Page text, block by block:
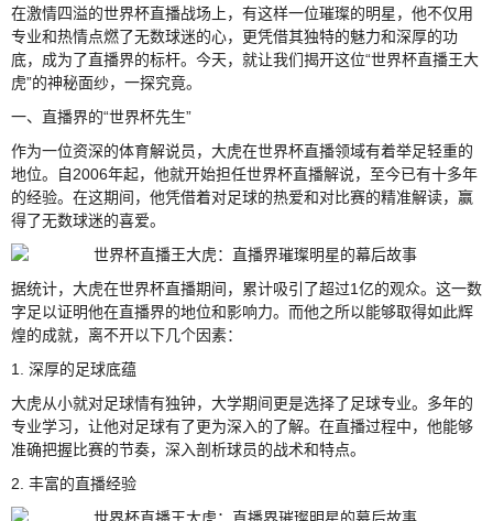
在激情四溢的世界杯直播战场上，有这样一位璀璨的明星，他不仅用
专业和热情点燃了无数球迷的心，更凭借其独特的魅力和深厚的功
底，成为了直播界的标杆。今天，就让我们揭开这位“世界杯直播王大
虎”的神秘面纱，一探究竟。
一、直播界的“世界杯先生”
作为一位资深的体育解说员，大虎在世界杯直播领域有着举足轻重的
地位。自2006年起，他就开始担任世界杯直播解说，至今已有十多年
的经验。在这期间，他凭借着对足球的热爱和对比赛的精准解读，赢
得了无数球迷的喜爱。
据统计，大虎在世界杯直播期间，累计吸引了超过1亿的观众。这一数
字足以证明他在直播界的地位和影响力。而他之所以能够取得如此辉
煌的成就，离不开以下几个因素：
1. 深厚的足球底蕴
大虎从小就对足球情有独钟，大学期间更是选择了足球专业。多年的
专业学习，让他对足球有了更为深入的了解。在直播过程中，他能够
准确把握比赛的节奏，深入剖析球员的战术和特点。
2. 丰富的直播经验